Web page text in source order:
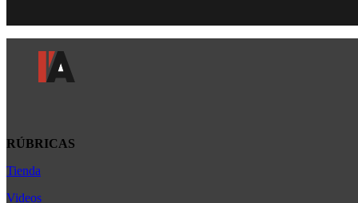
RÚBRICAS
Africa
América Latina
Tienda
Videos